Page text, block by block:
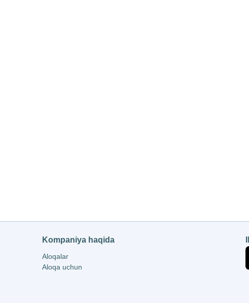
Kompaniya haqida
Aloqalar
Aloqa uchun